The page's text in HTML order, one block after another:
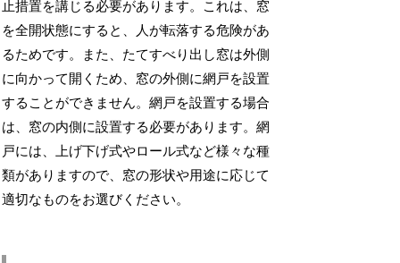
止措置を講じる必要があります。これは、窓
を全開状態にすると、人が転落する危険があ
るためです。また、たてすべり出し窓は外側
に向かって開くため、窓の外側に網戸を設置
することができません。網戸を設置する場合
は、窓の内側に設置する必要があります。網
戸には、上げ下げ式やロール式など様々な種
類がありますので、窓の形状や用途に応じて
適切なものをお選びください。